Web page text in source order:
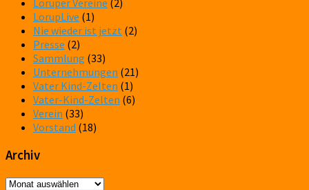
Loruper Vereine (2)
LorupLive (1)
Nie wieder ist jetzt (2)
Presse (2)
Sammlung (33)
Unternehmungen (21)
Vater Kind-Zelten (1)
Vater-Kind-Zelten (6)
Verein (33)
Vorstand (18)
Archiv
Archiv